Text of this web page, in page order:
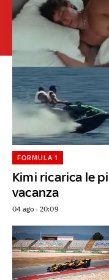
Kimi ricarica le
vacanza
FORMULA 1
04 ago - 20:09